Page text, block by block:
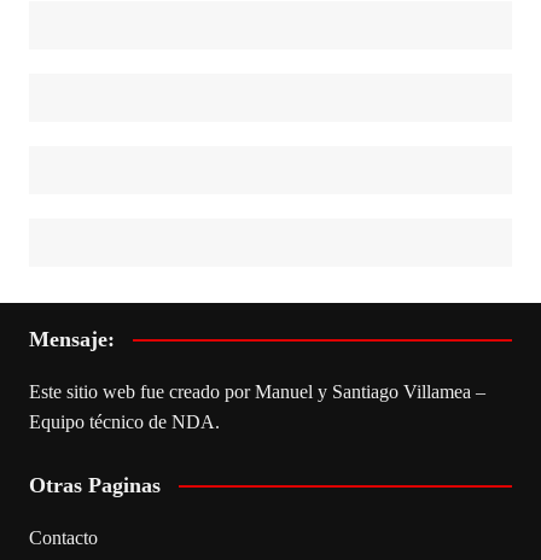
Mensaje:
Este sitio web fue creado por Manuel y Santiago Villamea –
Equipo técnico de NDA.
Otras Paginas
Contacto